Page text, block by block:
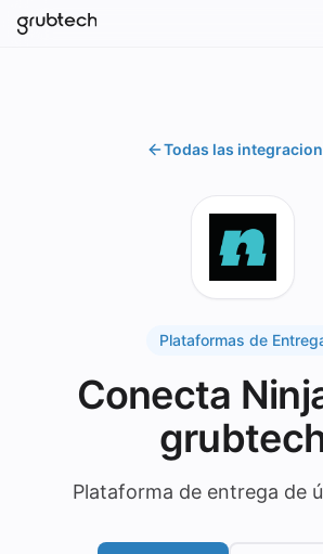
Todas las
Plataformas de
Conecta
Plataforma de entrega de